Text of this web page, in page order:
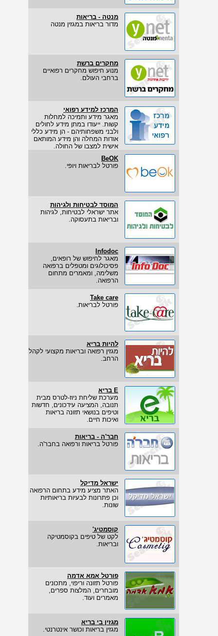
מנטה - בריאות
מדור בריאות במגזין מנטה
מחקרים ברשת
מנוע חיפוש מחקרים רפואיים
ברחבי העולם.
המרכז למידע רפואי
מאגר מידע ותמיכה למחלות
קשות. ייעודו במתן מידע לחולים
ולבני משפחותיהם - הן מידע כללי
אודות המחלה והן מידע המותאם
אישית למצבו של החולה.
BeOK
פורטל לבריאות ויופי.
המוסד לבטיחות ולגיהות
אתר ישראלי לבטיחות, לגיהות
ובריאות בתעסוקה.
Infodoc
מאגר לחיפוש של רופאים,
פסיכולוגים ומטפלים ברפואה
משלימה, ומאמרים מתחום
הרפואה.
Take care
פורטל לבריאות.
להיות בריא
מגזין רפואה ובריאות מקצועי לקהל
הרחב.
E בריא
מערכת שליחת ניוז-לטרס מבית
תנובה, המציעה עידכונים, חדשות
וטיפים בנושאי תזונה בריאות
ואיכות חיים.
חבר'ה - בריאות
פורטל בריאות ורפואה בחבר'ה.
ישראל מדיקל
האתר מציע מידע בתחום הרפואה
וכן פתרונות לבעיות בריאותיות
שונות.
קוסמטיג'
לקט של טיפים בקוסמטיקה
ובריאות.
פורטל אמא אדמה
פורטל תזונה וריפוי, מתכונים
מובחרים, המלצות ספרים,
מאמרים ועוד.
מגזין בי בריא
מגזין בריאות וכושר אינטרנטי.